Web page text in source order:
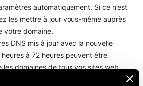
automatiquement. Si ce n’est
les mettre à jour vous-même auprès
votre domaine.
DNS mis à jour avec la nouvelle
à 72 heures peuvent être
les domaines de tous vos sites web